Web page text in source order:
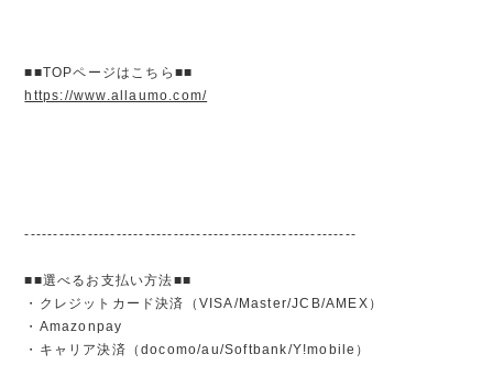
■■TOPページはこちら■■
https://www.allaumo.com/
----------------------------------------------------------
■■選べるお支払い方法■■
・クレジットカード決済（VISA/Master/JCB/AMEX）
・Amazonpay
・キャリア決済（docomo/au/Softbank/Y!mobile）